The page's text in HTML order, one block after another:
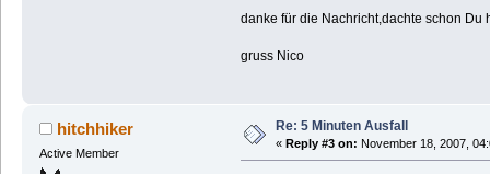
danke für die Nachricht,dachte schon Du
gruss Nico
hitchhiker
Active Member
Re: 5 Minuten Ausfall
« Reply #3 on: November 18, 2007,